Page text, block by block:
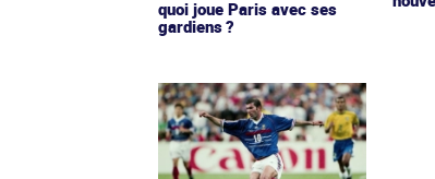
quoi joue Paris avec ses
gardiens ?